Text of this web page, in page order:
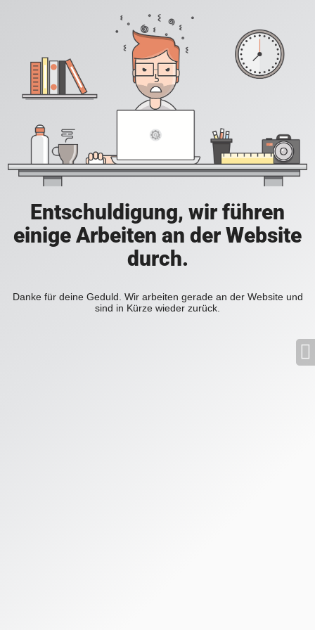
Entschuldigung, wir führen
einige Arbeiten an der Website
durch.
Danke für deine Geduld. Wir arbeiten gerade an der Website und
sind in Kürze wieder zurück.